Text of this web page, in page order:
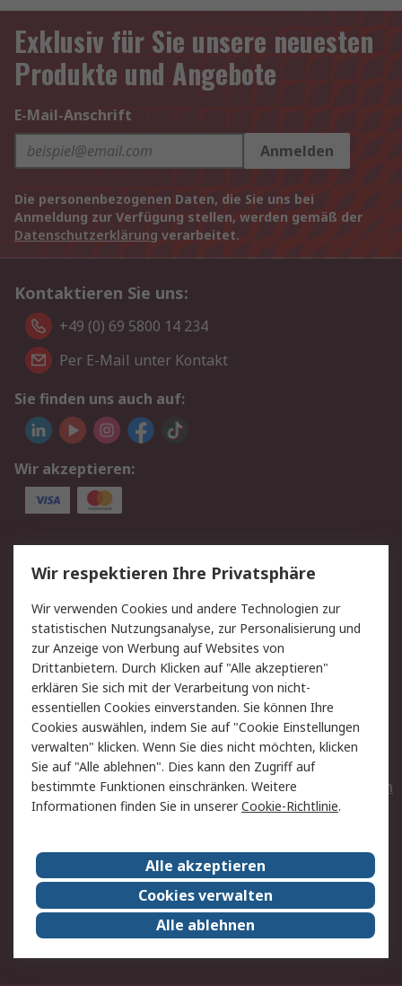
Exklusiv für Sie unsere neuesten
Produkte und Angebote
E-Mail-Anschrift
Anmelden
Die personenbezogenen Daten, die Sie uns bei
Anmeldung zur Verfügung stellen, werden gemäß der
Datenschutzerklärung verarbeitet.
Kontaktieren Sie uns:
+49 (0) 69 5800 14 234
Per E-Mail unter Kontakt
Sie finden uns auch auf:
Wir akzeptieren:
Service
Value Added Services
Lieferlösungen
Rücksendungen
Kontakt
Hilfe
Privatkunden
Rechtliches
AGB
Datenschutz
Cookie-Richtlinie
Zahlungsbedingungen
Copyright/Impressum
Entsorgung
Elektrogeräte/Batterien
RS weltweit
Karriere bei RS
Nachhaltigkeit
Qualität/Umwelt/ZertifikatePresse-Center
Event-Center
Wir respektieren Ihre Privatsphäre
Wir verwenden Cookies und andere Technologien zur
statistischen Nutzungsanalyse, zur Personalisierung und
zur Anzeige von Werbung auf Websites von
Drittanbietern. Durch Klicken auf "Alle akzeptieren"
erklären Sie sich mit der Verarbeitung von nicht-
essentiellen Cookies einverstanden. Sie können Ihre
Cookies auswählen, indem Sie auf "Cookie Einstellungen
verwalten" klicken. Wenn Sie dies nicht möchten, klicken
Sie auf "Alle ablehnen". Dies kann den Zugriff auf
bestimmte Funktionen einschränken. Weitere
Informationen finden Sie in unsererCookie-Richtlinie.
Alle akzeptieren
Cookies verwalten
Alle ablehnen